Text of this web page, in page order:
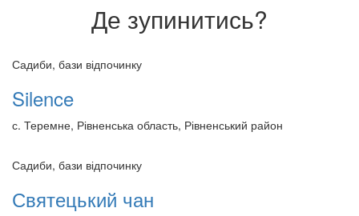
Де зупинитись?
Садиби, бази відпочинку
Silence
с. Теремне, Рівненська область, Рівненський район
Садиби, бази відпочинку
Святецький чан